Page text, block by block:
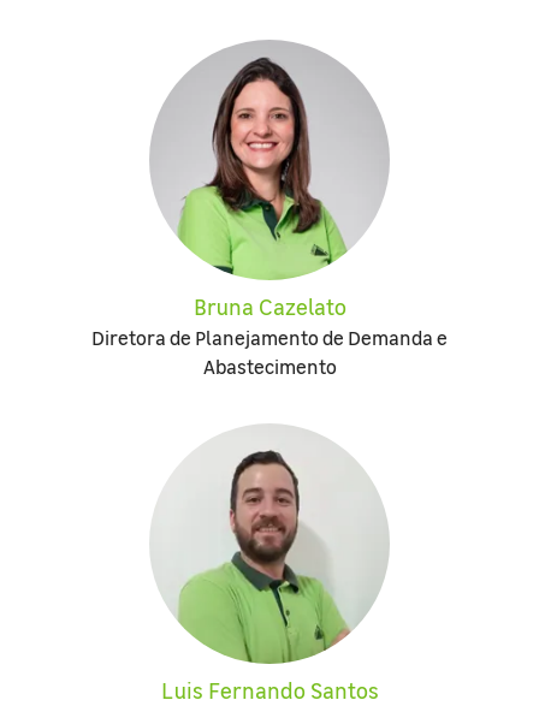
Bruna Cazelato
Diretora de Planejamento de Demanda e
Abastecimento
Luis Fernando Santos